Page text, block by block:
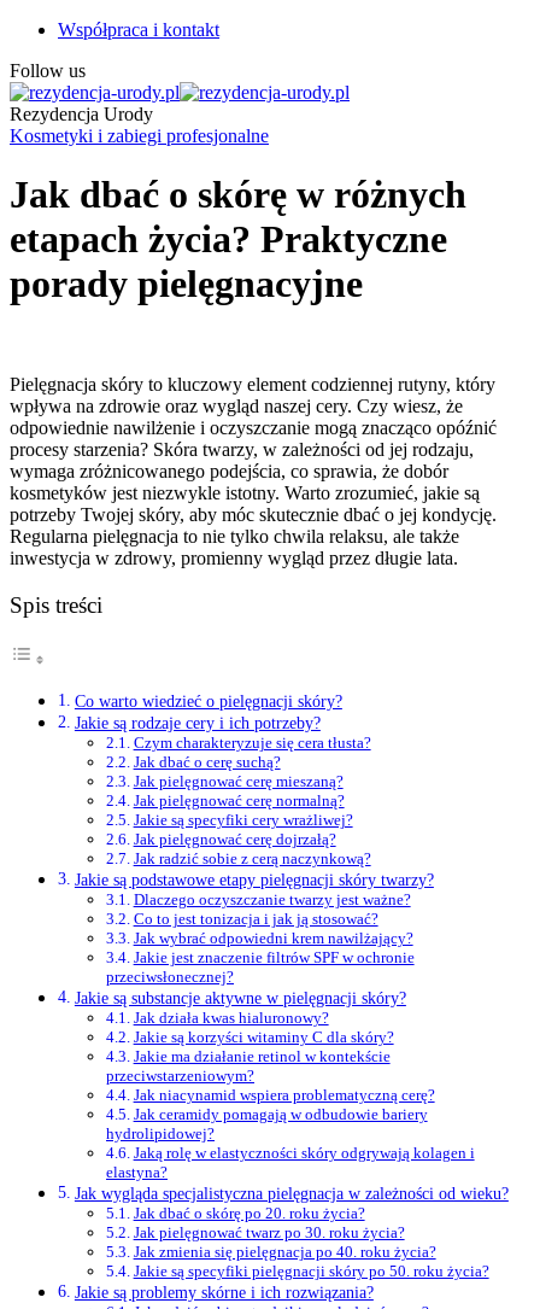
Współpraca i kontakt
Follow us
Rezydencja Urody
Kosmetyki i zabiegi profesjonalne
Jak dbać o skórę w różnych
etapach życia? Praktyczne
porady pielęgnacyjne
Pielęgnacja skóry to kluczowy element codziennej rutyny, który
wpływa na zdrowie oraz wygląd naszej cery. Czy wiesz, że
odpowiednie nawilżenie i oczyszczanie mogą znacząco opóźnić
procesy starzenia? Skóra twarzy, w zależności od jej rodzaju,
wymaga zróżnicowanego podejścia, co sprawia, że dobór
kosmetyków jest niezwykle istotny. Warto zrozumieć, jakie są
potrzeby Twojej skóry, aby móc skutecznie dbać o jej kondycję.
Regularna pielęgnacja to nie tylko chwila relaksu, ale także
inwestycja w zdrowy, promienny wygląd przez długie lata.
Spis treści
Co warto wiedzieć o pielęgnacji skóry?
Jakie są rodzaje cery i ich potrzeby?
Czym charakteryzuje się cera tłusta?
Jak dbać o cerę suchą?
Jak pielęgnować cerę mieszaną?
Jak pielęgnować cerę normalną?
Jakie są specyfiki cery wrażliwej?
Jak pielęgnować cerę dojrzałą?
Jak radzić sobie z cerą naczynkową?
Jakie są podstawowe etapy pielęgnacji skóry twarzy?
Dlaczego oczyszczanie twarzy jest ważne?
Co to jest tonizacja i jak ją stosować?
Jak wybrać odpowiedni krem nawilżający?
Jakie jest znaczenie filtrów SPF w ochronie
przeciwsłonecznej?
Jakie są substancje aktywne w pielęgnacji skóry?
Jak działa kwas hialuronowy?
Jakie są korzyści witaminy C dla skóry?
Jakie ma działanie retinol w kontekście
przeciwstarzeniowym?
Jak niacynamid wspiera problematyczną cerę?
Jak ceramidy pomagają w odbudowie bariery
hydrolipidowej?
Jaką rolę w elastyczności skóry odgrywają kolagen i
elastyna?
Jak wygląda specjalistyczna pielęgnacja w zależności od wieku?
Jak dbać o skórę po 20. roku życia?
Jak pielęgnować twarz po 30. roku życia?
Jak zmienia się pielęgnacja po 40. roku życia?
Jakie są specyfiki pielęgnacji skóry po 50. roku życia?
Jakie są problemy skórne i ich rozwiązania?